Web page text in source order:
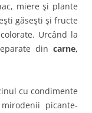
miere şi plante
găseşti şi fructe
Urcând la
din carne,
cu condimente
picante-